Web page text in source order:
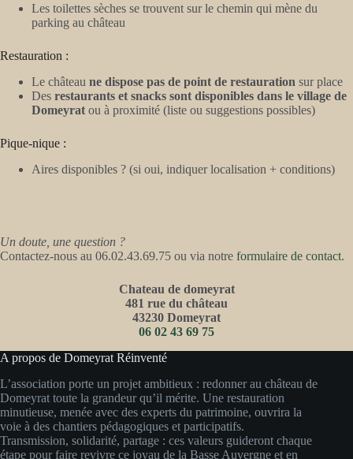
Les toilettes sèches se trouvent sur le chemin qui mène du
parking au château
Restauration :
Le château ne dispose pas de point de restauration sur place
Des restaurants et snacks sont disponibles dans le village de
Domeyrat ou à proximité (liste ou suggestions possibles)
Pique-nique :
Aires disponibles ? (si oui, indiquer localisation + conditions)
Un doute, une question ?
Contactez-nous au 06.02.43.69.75 ou via notre formulaire de contact.
Chateau de domeyrat
481 rue du château
43230 Domeyrat
06 02 43 69 75
A propos de Domeyrat Réinventé
L’association porte un projet ambitieux : redonner au château de
Domeyrat toute la grandeur qu’il mérite. Une restauration
minutieuse, menée avec des experts du patrimoine, ouvrira la
voie à des chantiers pédagogiques et participatifs.
Transmission, solidarité, partage : ces valeurs guideront chaque
étape pour faire revivre ce joyau de la Basse Auvergne et en